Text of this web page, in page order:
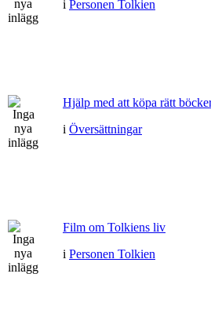
i Personen Tolkien
Hjälp med att köpa rätt
i Översättningar
Film om Tolkiens liv
i Personen Tolkien